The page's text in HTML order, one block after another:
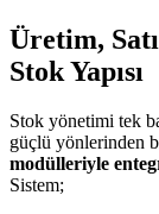
Üretim,
Stok Yapısı
Stok yönetimi tek
güçlü yönlerinden
modülleriyle
Sistem;